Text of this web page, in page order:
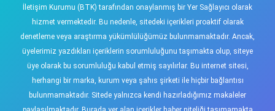
İletişim Kurumu (BTK) tarafından onaylanmış bir Yer Sağlayıcı olarak
hizmet vermektedir. Bu nedenle, sitedeki içerikleri proaktif olarak
denetleme veya araştırma yükümlülüğümüz bulunmamaktadır. Ancak,
üyelerimiz yazdıkları içeriklerin sorumluluğunu taşımakta olup, siteye
üye olarak bu sorumluluğu kabul etmiş sayılırlar. Bu internet sitesi,
herhangi bir marka, kurum veya şahıs şirketi ile hiçbir bağlantısı
bulunmamaktadır. Sitede yalnızca kendi hazırladığımız makaleler